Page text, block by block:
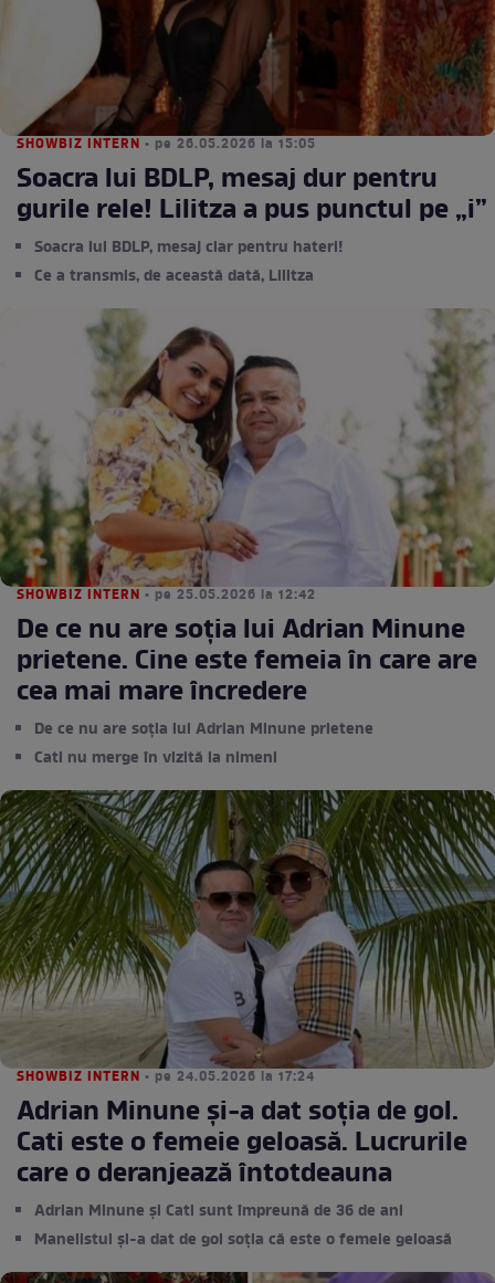
SHOWBIZ INTERN • pe 26.05.2026 la 15:05
Soacra lui BDLP, mesaj dur pentru
gurile rele! Lilitza a pus punctul pe „i”
Soacra lui BDLP, mesaj clar pentru hateri!
Ce a transmis, de această dată, Lilitza
SHOWBIZ INTERN • pe 25.05.2026 la 12:42
De ce nu are soția lui Adrian Minune
prietene. Cine este femeia în care are
cea mai mare încredere
De ce nu are soția lui Adrian Minune prietene
Cati nu merge în vizită la nimeni
SHOWBIZ INTERN • pe 24.05.2026 la 17:24
Adrian Minune și-a dat soția de gol.
Cati este o femeie geloasă. Lucrurile
care o deranjează întotdeauna
Adrian Minune și Cati sunt împreună de 36 de ani
Manelistul și-a dat de gol soția că este o femeie geloasă